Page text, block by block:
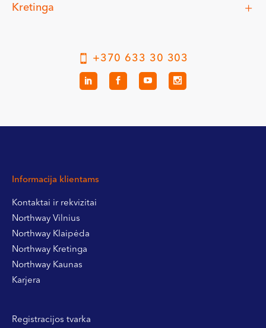
Gydytojai gastroenterologai teikia išsamias
naudingų rekomendacijų apie jų profilaktiką.
Kretinga
+370 633 30 303
Informacija klientams
Kontaktai ir rekvizitai
Northway Vilnius
Northway Klaipėda
Northway Kretinga
Northway Kaunas
Karjera
Registracijos tvarka